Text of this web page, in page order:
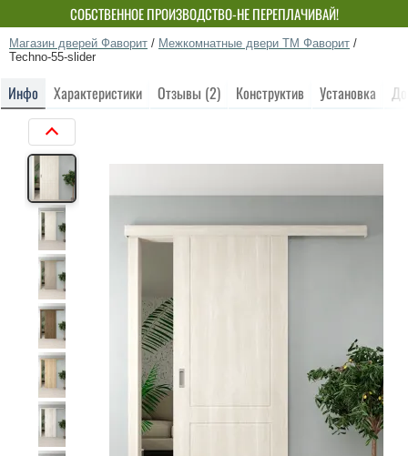
СОБСТВЕННОЕ ПРОИЗВОДСТВО-НЕ ПЕРЕПЛАЧИВАЙ!
Магазин дверей Фаворит / Межкомнатные двери ТМ Фаворит /
Techno-55-slider
Инфо Характеристики Отзывы (2) Конструктив Установка